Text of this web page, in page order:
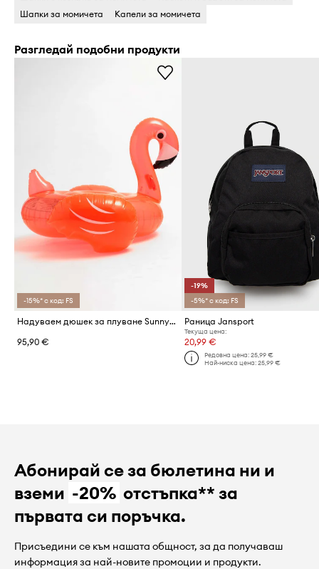
Шапки за момичета
Капели за момичета
Разгледай подобни продукти
-15%* с код: FS
Надуваем дюшек за плуване SunnyLife Rosie Watermelon
95,90 €
-19%
-5%* с код: FS
Раница Jansport
Текуща цена:
20,99 €
Редовна цена: 25,99 €
Най-ниска цена: 25,99 €
Абонирай се за бюлетина ни и
вземи -20% отстъпка** за
първата си поръчка.
Присъедини се към нашата общност, за да получаваш
информация за най-новите промоции и продукти.